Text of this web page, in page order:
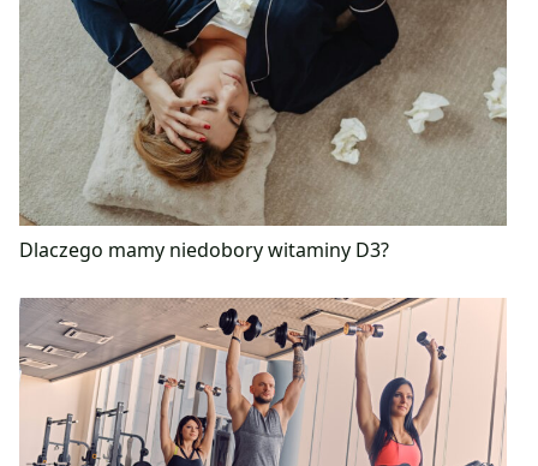
Dlaczego mamy niedobory witaminy D3?